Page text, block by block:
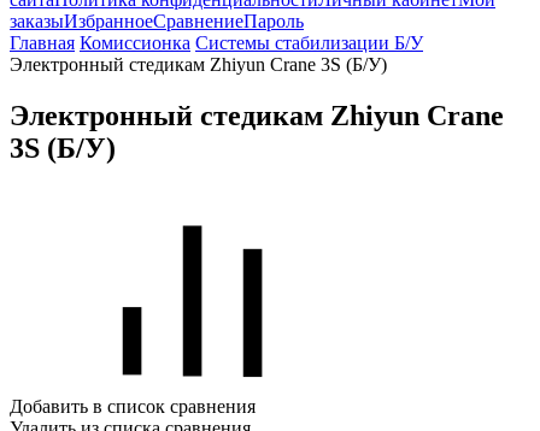
заказыИзбранноеСравнениеПароль
Главная Комиссионка Системы стабилизации Б/У
Электронный стедикам Zhiyun Crane 3S (Б/У)
Электронный стедикам Zhiyun Crane
3S (Б/У)
Добавить в список сравнения